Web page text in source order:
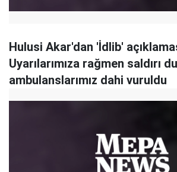
Hulusi Akar'dan 'İdlib'
Uyarılarımıza rağmen saldırı
ambulanslarımız dahi vuruldu